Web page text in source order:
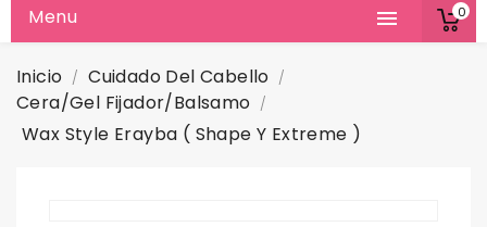
0

Menu
Inicio
Cuidado Del Cabello
Cera/Gel Fijador/balsamo
Wax Style Erayba ( Shape Y Extreme )